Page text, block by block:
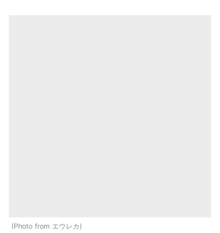
Photo from エウレカ